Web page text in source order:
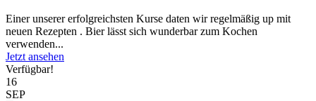
Einer unserer erfolgreichsten Kurse daten wir regelmäßig up mit
neuen Rezepten . Bier lässt sich wunderbar zum Kochen
verwenden...
Jetzt ansehen
Verfügbar!
16
SEP